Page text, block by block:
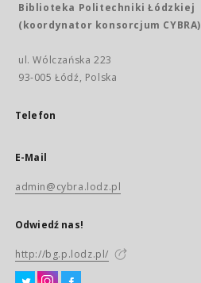
Biblioteka Politechniki Łódzkiej
(koordynator konsorcjum CYBRA)
ul. Wólczańska 223
93-005 Łódź, Polska
Telefon
E-Mail
admin@cybra.lodz.pl
Odwiedź nas!
http://bg.p.lodz.pl/